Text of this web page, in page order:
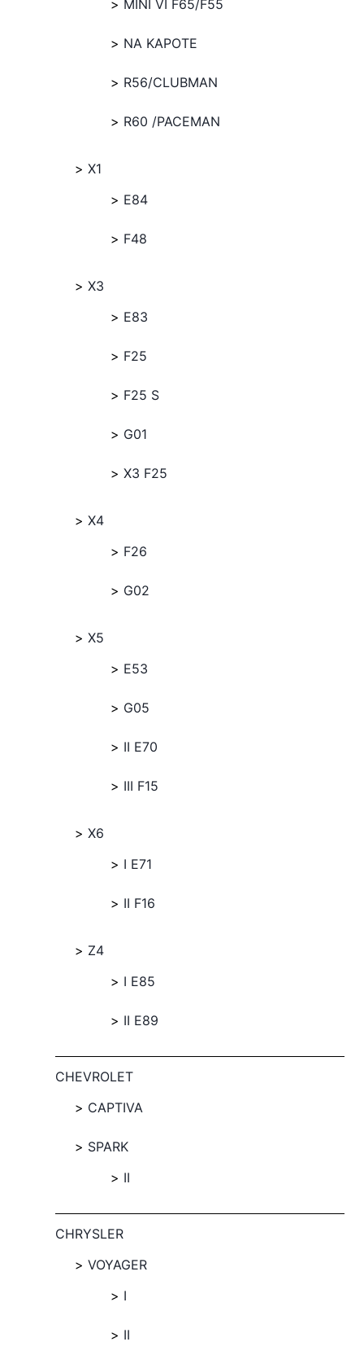
MINI VI F65/F55
NA KAPOTE
R56/CLUBMAN
R60 /PACEMAN
X1
E84
F48
X3
E83
F25
F25 S
G01
X3 F25
X4
F26
G02
X5
E53
G05
II E70
III F15
X6
I E71
II F16
Z4
I E85
II E89
CHEVROLET
CAPTIVA
SPARK
II
CHRYSLER
VOYAGER
I
II